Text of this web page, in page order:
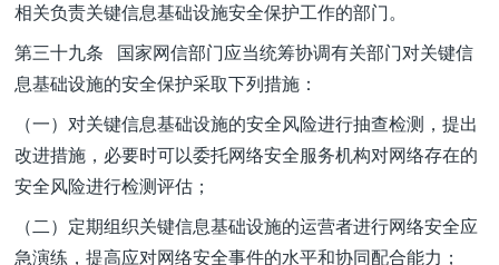
相关负责关键信息基础设施安全保护工作的部门。
第三十九条 国家网信部门应当统筹协调有关部门对关键信
息基础设施的安全保护采取下列措施：
（一）对关键信息基础设施的安全风险进行抽查检测，提出
改进措施，必要时可以委托网络安全服务机构对网络存在的
安全风险进行检测评估；
（二）定期组织关键信息基础设施的运营者进行网络安全应
急演练，提高应对网络安全事件的水平和协同配合能力；